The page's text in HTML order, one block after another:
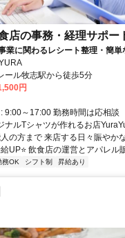
店の事務・経理サポー
業に関わるレシート整理・簡
方を募集しています！
: ゆいレール牧志駅から徒歩5分
円
9:00～17:00 勤務時間は応相談
ナルTシャツが作れるお店
の方まで 来店する日々賑やか
UP⭐ 飲食店の運営とアパレル
務OK シフト制 昇給あり